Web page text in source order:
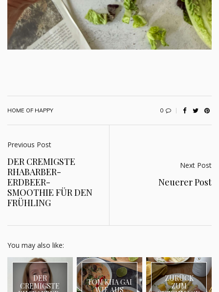
HOME OF HAPPY 0
Previous Post
DER CREMIGSTE
RHABARBER-
ERDBEER-
SMOOTHIE FÜR DEN
FRÜHLING
Next Post
Neuerer Post
You may also like:
DER
CREMIGSTE
TOM KHA GAI
WIE AUS
ZURÜCK
ZUM